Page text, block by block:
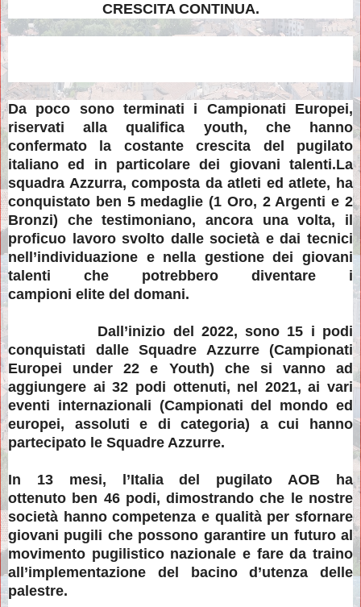
CRESCITA CONTINUA.
Da poco sono terminati i Campionati Europei,
riservati alla qualifica youth, che hanno
confermato la costante crescita del pugilato
italiano ed in particolare dei giovani talenti.La
squadra Azzurra, composta da atleti ed atlete, ha
conquistato ben 5 medaglie (1 Oro, 2 Argenti e 2
Bronzi) che testimoniano, ancora una volta, il
proficuo lavoro svolto dalle società e dai tecnici
nell’individuazione e nella gestione dei giovani
talenti che potrebbero diventare i
campioni elite del domani.
Dall’inizio del 2022, sono 15 i podi
conquistati dalle Squadre Azzurre (Campionati
Europei under 22 e Youth) che si vanno ad
aggiungere ai 32 podi ottenuti, nel 2021, ai vari
eventi internazionali (Campionati del mondo ed
europei, assoluti e di categoria) a cui hanno
partecipato le Squadre Azzurre.
In 13 mesi, l’Italia del pugilato AOB ha
ottenuto ben 46 podi, dimostrando che le nostre
società hanno competenza e qualità per sfornare
giovani pugili che possono garantire un futuro al
movimento pugilistico nazionale e fare da traino
all’implementazione del bacino d’utenza delle
palestre.